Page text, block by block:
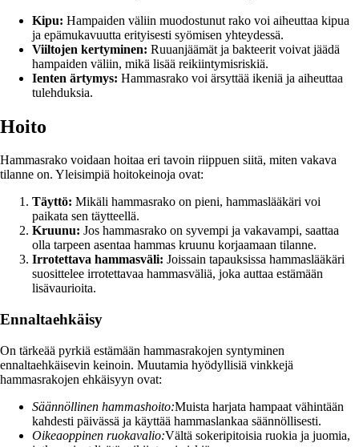
Kipu: Hampaiden väliin muodostunut rako voi aiheuttaa kipua
ja epämukavuutta erityisesti syömisen yhteydessä.
Viiltojen kertyminen: Ruuanjäämät ja bakteerit voivat jäädä
hampaiden väliin, mikä lisää reikiintymisriskiä.
Ienten ärtymys: Hammasrako voi ärsyttää ikeniä ja aiheuttaa
tulehduksia.
Hoito
Hammasrako voidaan hoitaa eri tavoin riippuen siitä, miten vakava
tilanne on. Yleisimpiä hoitokeinoja ovat:
Täyttö: Mikäli hammasrako on pieni, hammaslääkäri voi
paikata sen täytteellä.
Kruunu: Jos hammasrako on syvempi ja vakavampi, saattaa
olla tarpeen asentaa hammas kruunu korjaamaan tilanne.
Irrotettava hammasväli: Joissain tapauksissa hammaslääkäri
suosittelee irrotettavaa hammasväliä, joka auttaa estämään
lisävaurioita.
Ennaltaehkäisy
On tärkeää pyrkiä estämään hammasrakojen syntyminen
ennaltaehkäisevin keinoin. Muutamia hyödyllisiä vinkkejä
hammasrakojen ehkäisyyn ovat:
Säännöllinen hammashoito:Muista harjata hampaat vähintään
kahdesti päivässä ja käyttää hammaslankaa säännöllisesti.
Oikeaoppinen ruokavalio:Vältä sokeripitoisia ruokia ja juomia,